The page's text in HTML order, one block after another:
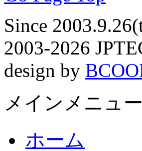
Since
2003-2026
design by
メインメニュー
ホーム